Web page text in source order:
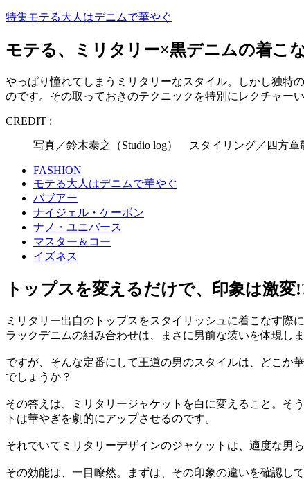
特集モテる大人はデニムで華やぐ
モテる、ミリタリー×黒デニムの着こ
やっぱり憧れてしまうミリタリーなスタイル。しかし独特
のです。その取っておきのテクニックを特別にレクチャーい
CREDIT :
写真／鈴木泰之（Studio log） スタイリング／四方
FASHION
モテる大人はデニムで華やぐ
バブアー
ナイジェル・ケーボン
ナノ・ユニバース
マスター＆コー
イズネス
トップスを変えるだけで、印象は激変
ミリタリー出自のトップスをスタイリッシュに着こなす
ラックデニムの組み合わせは、まさに男前な装いを体現しま
ですが、そんな定番にして王道の男のスタイルは、どこか
でしょうか？
その答えは、ミリタリージャケットを白に変えること。そ
トは華やぎを劇的にアップさせるのです。
それでいてミリタリーデザインのジャケットは、適度な男
その効能は、一目瞭然。まずは、その印象の違いを確認し